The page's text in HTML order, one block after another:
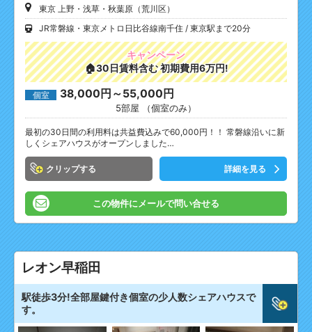
東京 上野・浅草・秋葉原（荒川区）
JR常磐線・東京メトロ日比谷線南千住
東京駅まで20分
キャンペーン
🏠30日賃料含む 初期費用6万円!
個室 38,000円～55,000円
5部屋 （個室のみ）
最初の30日間の利用料は共益費込みで60,000円！！ 常磐線沿いに新
しくシェアハウスがオープンしました…
クリップ 詳細を見る
この物件にメールで問い合せる
レオン早稲田
駅徒歩3分!全部屋鍵付き個室の少人数シェアハウスで
す。